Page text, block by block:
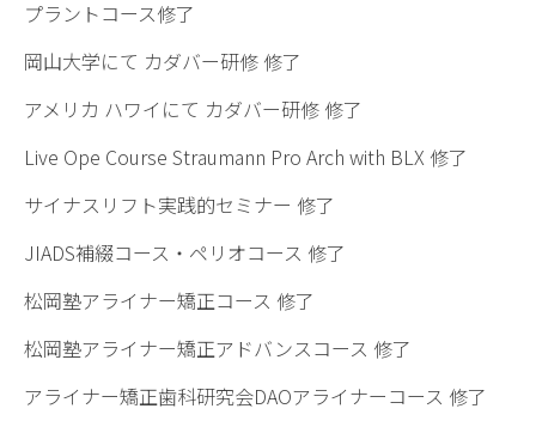
プラントコース修了
岡山大学にて カダバー研修 修了
アメリカ ハワイにて カダバー研修 修了
Live Ope Course Straumann Pro Arch with BLX 修了
サイナスリフト実践的セミナー 修了
JIADS補綴コース・ペリオコース 修了
松岡塾アライナー矯正コース 修了
松岡塾アライナー矯正アドバンスコース 修了
アライナー矯正歯科研究会DAOアライナーコース 修了